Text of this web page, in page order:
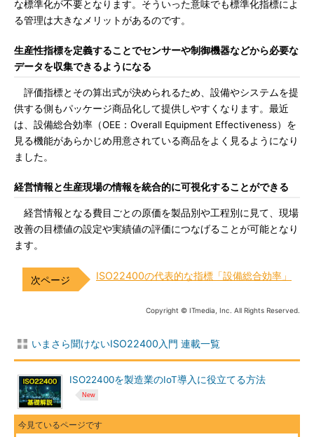
な標準化が不要となります。そういった意味でも標準化指標によ
る管理は大きなメリットがあるのです。
生産性指標を定義することでセンサーや制御機器などから必要な
データを収集できるようになる
評価指標とその算出式が決められるため、設備やシステムを提
供する側もパッケージ商品化して提供しやすくなります。最近
は、設備総合効率（OEE：Overall Equipment Effectiveness）を
見る機能があらかじめ用意されている商品をよく見るようになり
ました。
経営情報と生産現場の情報を統合的に可視化することができる
経営情報となる費目ごとの原価を製品別や工程別に見て、現場
改善の目標値の設定や実績値の評価につなげることが可能となり
ます。
ISO22400の代表的な指標「設備総合効率」
Copyright © ITmedia, Inc. All Rights Reserved.
いまさら聞けないISO22400入門 連載一覧
ISO22400を製造業のIoT導入に役立てる方法